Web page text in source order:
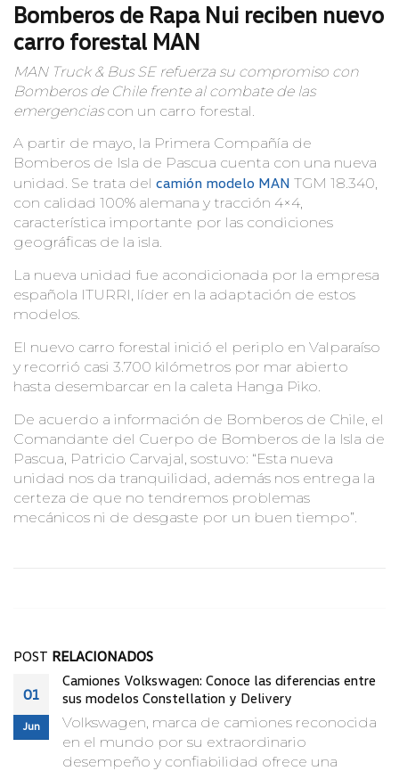
Bomberos de Rapa Nui reciben nuevo
carro forestal MAN
MAN Truck & Bus SE refuerza su compromiso con
Bomberos de Chile frente al combate de las
emergenciascon un carro forestal.
A partir de mayo, la Primera Compañía de
Bomberos de Isla de Pascua cuenta con una nueva
unidad. Se trata del camión modelo MAN TGM 18.340,
con calidad 100% alemana y tracción 4×4,
característica importante por las condiciones
geográficas de la isla.
La nueva unidad fue acondicionada por la empresa
española ITURRI, líder en la adaptación de estos
modelos.
El nuevo carro forestal inició el periplo en Valparaíso
y recorrió casi 3.700 kilómetros por mar abierto
hasta desembarcar en la caleta Hanga Piko.
De acuerdo a información de Bomberos de Chile, el
Comandante del Cuerpo de Bomberos de la Isla de
Pascua, Patricio Carvajal, sostuvo: “Esta nueva
unidad nos da tranquilidad, además nos entrega la
certeza de que no tendremos problemas
mecánicos ni de desgaste por un buen tiempo”.
POST RELACIONADOS
01
Jun
Camiones Volkswagen: Conoce las diferencias entre
sus modelos Constellation y Delivery
Volkswagen, marca de camiones reconocida
en el mundo por su extraordinario
desempeño y confiabilidad ofrece una